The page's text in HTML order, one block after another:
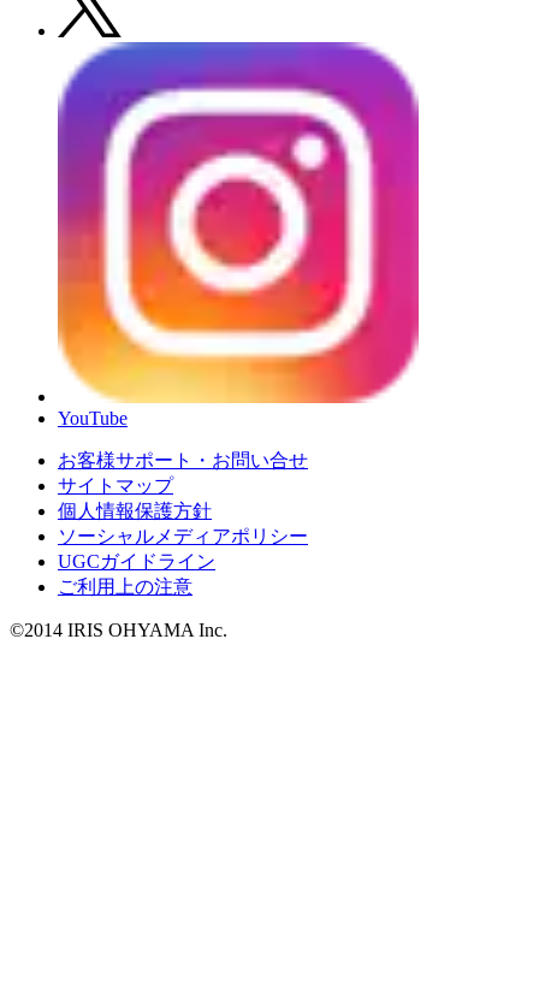
YouTube
お客様サポート・お問い合せ
サイトマップ
個人情報保護方針
ソーシャルメディアポリシー
UGCガイドライン
ご利用上の注意
©2014 IRIS OHYAMA Inc.